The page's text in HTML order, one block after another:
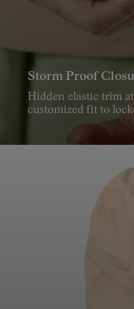
Storm Proof
Hidden elastic trim
customized fit to